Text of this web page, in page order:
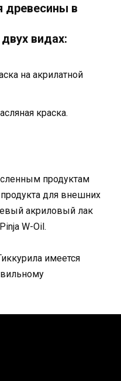
древесины в
видах:
на акрилатной
краска.
продуктам
для внешних
акриловый лак
W-Oil.
имеется